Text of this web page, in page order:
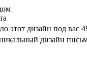
этот дизайн под вас
дизайн